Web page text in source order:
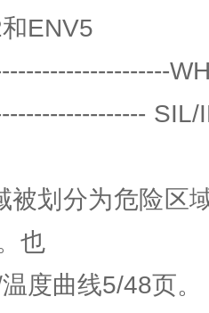
ENV5
被划分为危险区
也
度曲线5/48页。